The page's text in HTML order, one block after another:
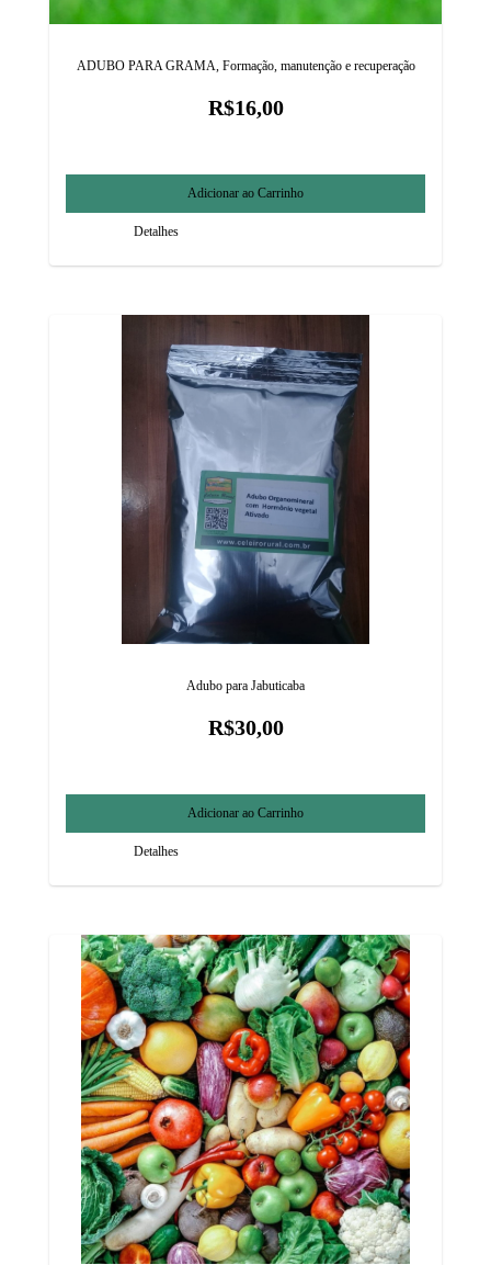
ADUBO PARA GRAMA, Formação, manutenção e recuperação
R$16,00
Detalhes
Adubo para Jabuticaba
R$30,00
Detalhes